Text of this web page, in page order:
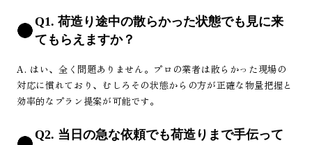
Q1. 荷造り途中の散らかった状態でも見に来
てもらえますか？
A. はい、全く問題ありません。プロの業者は散らかった現場の
対応に慣れており、むしろその状態からの方が正確な物量把握と
効率的なプラン提案が可能です。
Q2. 当日の急な依頼でも荷造りまで手伝って